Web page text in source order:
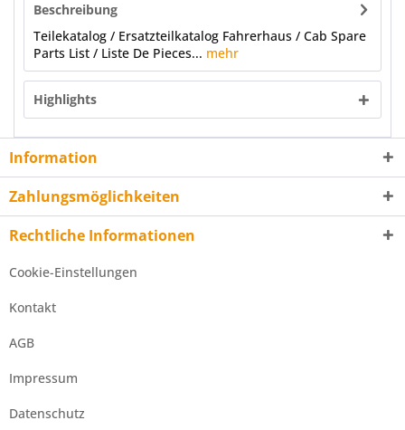
Beschreibung
Teilekatalog / Ersatzteilkatalog Fahrerhaus / Cab Spare
Parts List / Liste De Pieces... mehr
Highlights
Information
Zahlungsmöglichkeiten
Rechtliche Informationen
Cookie-Einstellungen
Kontakt
AGB
Impressum
Datenschutz